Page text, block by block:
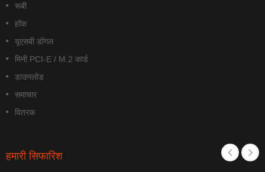
रूबी
हॉक
यूएसबी डोंगल
मिनी PCI-E / M.2 कार्ड
डाउनलोड
समाचार
वितरक
हमारी सिफारिश